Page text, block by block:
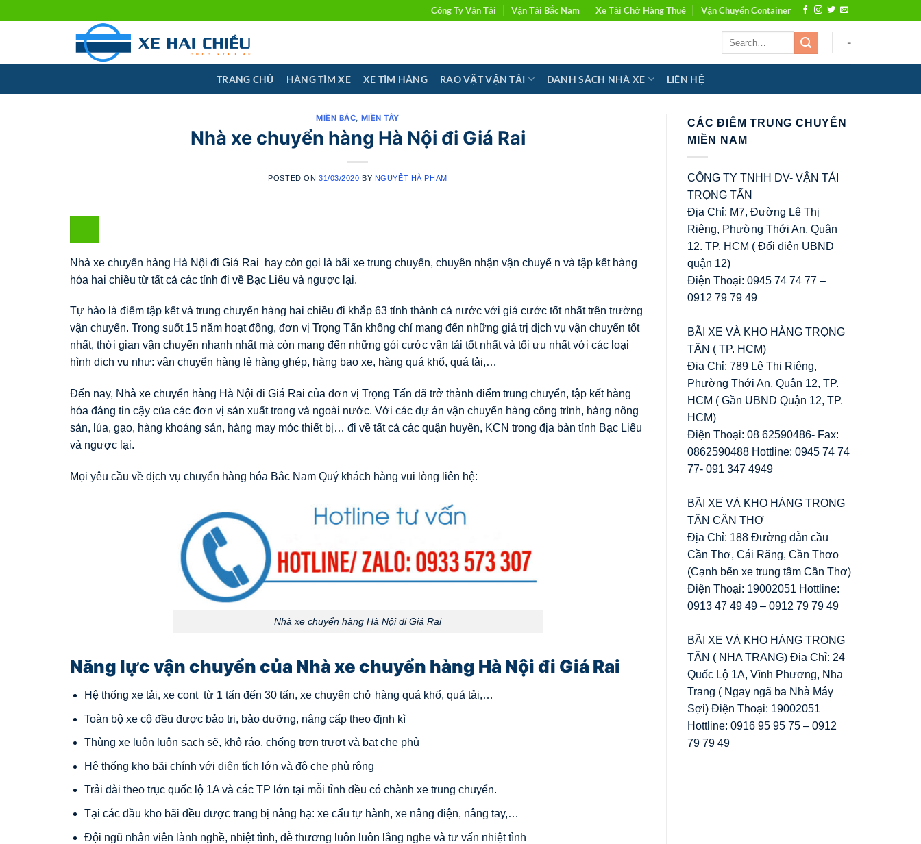
Công Ty Vận Tải Vận Tải Bắc Nam Xe Tải Chở Hàng Thuê Vận Chuyển Container
-
TRANG CHỦ HÀNG TÌM XE XE TÌM HÀNG RAO VẶT VẬN TẢI DANH SÁCH NHÀ XE LIÊN HỆ
MIỀN BẮC, MIỀN TÂY
Nhà xe chuyển hàng Hà Nội đi Giá Rai
POSTED ON 31/03/2020 BY NGUYỆT HÀ PHẠM
Nhà xe chuyển hàng Hà Nội đi Giá Rai hay còn gọi là bãi xe trung chuyển, chuyên nhận vận chuyể n và tập kết hàng
hóa hai chiều từ tất cả các tỉnh đi về Bạc Liêu và ngược lại.
Tự hào là điểm tập kết và trung chuyển hàng hai chiều đi khắp 63 tỉnh thành cả nước với giá cước tốt nhất trên trường
vận chuyển. Trong suốt 15 năm hoạt động, đơn vị Trọng Tấn không chỉ mang đến những giá trị dịch vụ vận chuyển tốt
nhất, thời gian vận chuyển nhanh nhất mà còn mang đến những gói cước vận tải tốt nhất và tối ưu nhất với các loại
hình dịch vụ như: vận chuyển hàng lẻ hàng ghép, hàng bao xe, hàng quá khổ, quá tải,…
Đến nay, Nhà xe chuyển hàng Hà Nội đi Giá Rai của đơn vị Trọng Tấn đã trở thành điểm trung chuyển, tập kết hàng
hóa đáng tin cậy của các đơn vị sản xuất trong và ngoài nước. Với các dự án vận chuyển hàng công trình, hàng nông
sản, lúa, gạo, hàng khoáng sản, hàng may móc thiết bị… đi về tất cả các quận huyên, KCN trong địa bàn tỉnh Bạc Liêu
và ngược lại.
Mọi yêu cầu về dịch vụ chuyển hàng hóa Bắc Nam Quý khách hàng vui lòng liên hệ:
Nhà xe chuyển hàng Hà Nội đi Giá Rai
Năng lực vận chuyển của Nhà xe chuyển hàng Hà Nội đi Giá Rai
Hệ thống xe tải, xe cont từ 1 tấn đến 30 tấn, xe chuyên chở hàng quá khổ, quá tải,…
Toàn bộ xe cộ đều được bảo tri, bảo dưỡng, nâng cấp theo định kì
Thùng xe luôn luôn sạch sẽ, khô ráo, chống trơn trượt và bạt che phủ
Hệ thống kho bãi chính với diện tích lớn và độ che phủ rộng
Trải dài theo trục quốc lộ 1A và các TP lớn tại mỗi tỉnh đều có chành xe trung chuyển.
Tại các đầu kho bãi đều được trang bị nâng hạ: xe cẩu tự hành, xe nâng điện, nâng tay,…
Đội ngũ nhân viên lành nghề, nhiệt tình, dễ thương luôn luôn lắng nghe và tư vấn nhiệt tình
CÁC ĐIỂM TRUNG CHUYỂN
MIỀN NAM
CÔNG TY TNHH DV- VẬN TẢI
TRỌNG TẤN
Địa Chỉ: M7, Đường Lê Thị
Riêng, Phường Thới An, Quận
12. TP. HCM ( Đối diện UBND
quận 12)
Điện Thoại: 0945 74 74 77 –
0912 79 79 49
BÃI XE VÀ KHO HÀNG TRỌNG
TẤN ( TP. HCM)
Địa Chỉ: 789 Lê Thị Riêng,
Phường Thới An, Quận 12, TP.
HCM ( Gần UBND Quận 12, TP.
HCM)
Điện Thoại: 08 62590486- Fax:
0862590488 Hottline: 0945 74 74
77- 091 347 4949
BÃI XE VÀ KHO HÀNG TRỌNG
TẤN CẦN THƠ
Địa Chỉ: 188 Đường dẫn cầu
Cần Thơ, Cái Răng, Cần Thơo
(Cạnh bến xe trung tâm Cần Thơ)
Điện Thoại: 19002051 Hottline:
0913 47 49 49 – 0912 79 79 49
BÃI XE VÀ KHO HÀNG TRỌNG
TẤN ( NHA TRANG) Địa Chỉ: 24
Quốc Lộ 1A, Vĩnh Phương, Nha
Trang ( Ngay ngã ba Nhà Máy
Sợi) Điện Thoại: 19002051
Hottline: 0916 95 95 75 – 0912
79 79 49